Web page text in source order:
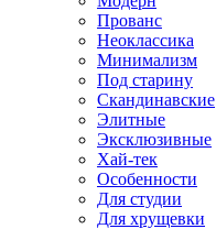
Прованс
Неоклассика
Минимализм
Под старину
Скандинавские
Элитные
Эксклюзивные
Хай-тек
Особенности
Для студии
Для хрущевки